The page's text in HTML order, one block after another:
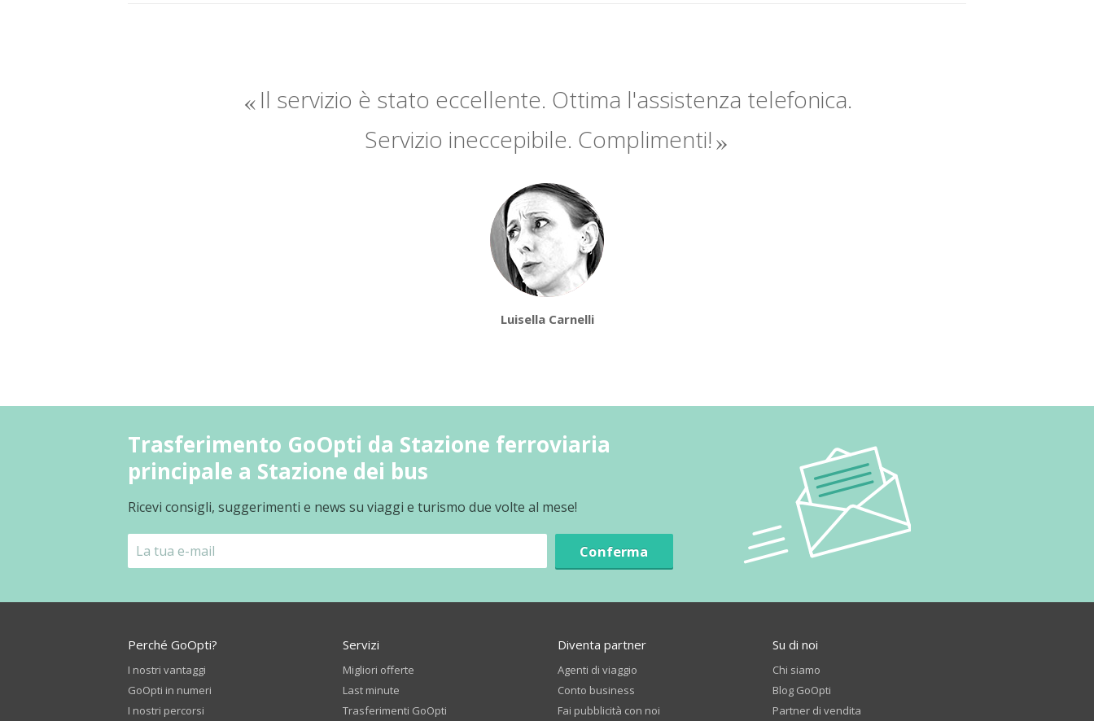
Il servizio è stato eccellente. Ottima l'assistenza telefonica.
Servizio ineccepibile. Complimenti!
Luisella Carnelli
Trasferimento GoOpti da Stazione ferroviaria
principale a Stazione dei bus
Ricevi consigli, suggerimenti e news su viaggi e turismo due volte al mese!
Conferma
Perché GoOpti?
I nostri vantaggi
GoOpti in numeri
I nostri percorsi
Servizi
Migliori offerte
Last minute
Trasferimenti GoOpti
Diventa partner
Agenti di viaggio
Conto business
Fai pubblicità con noi
Su di noi
Chi siamo
Blog GoOpti
Partner di vendita